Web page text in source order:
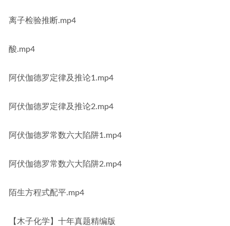
离子检验推断.mp4
酸.mp4
阿伏伽德罗定律及推论1.mp4
阿伏伽德罗定律及推论2.mp4
阿伏伽德罗常数六大陷阱1.mp4
阿伏伽德罗常数六大陷阱2.mp4
陌生方程式配平.mp4
【木子化学】十年真题精编版